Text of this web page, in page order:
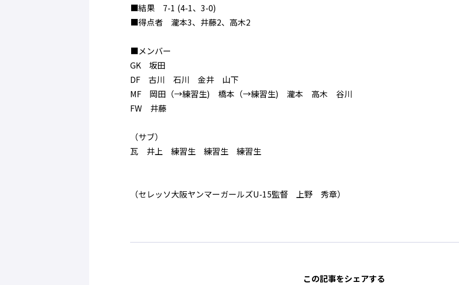
■結果 7-1 (4-1、3-0)
■得点者 瀧本3、井藤2、高木2
■メンバー
GK 坂田
DF 古川 石川 金井 山下
MF 岡田（→練習生) 橋本（→練習生) 瀧本 高木 谷川
FW 井藤
（サブ）
瓦 井上 練習生 練習生 練習生
（セレッソ大阪ヤンマーガールズU-15監督 上野 秀章）
この記事をシェアする